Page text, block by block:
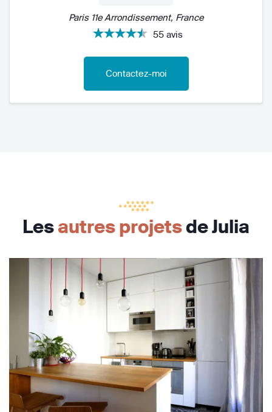
Paris 11e Arrondissement, France
55 avis
Contactez-moi
Lesautres projetsde Julia